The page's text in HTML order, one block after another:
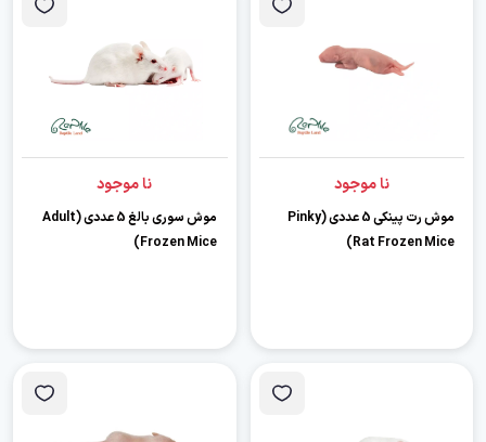
نا موجود
موش رت پینکی 5 عددی (Pinky
Rat Frozen Mice)
نا موجود
موش سوری بالغ 5 عددی (Adult
Frozen Mice)